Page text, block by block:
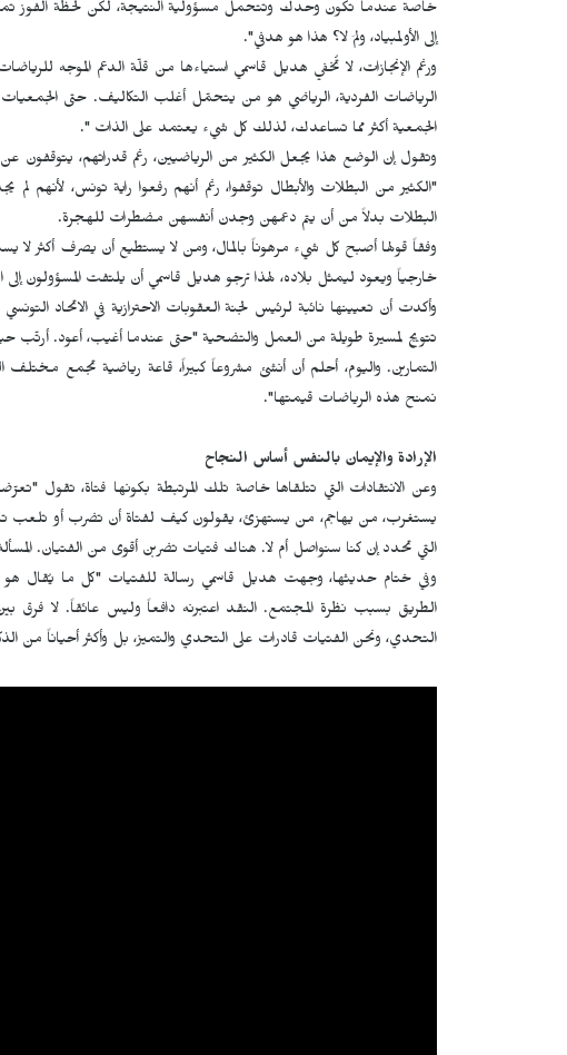
خاصة عندما تكون وحدك وتتحمل مسؤولية النتيجة، لكن لحظة الفوز
إلى الأولمبياد، ولمَ لا؟ هذا هو هدفي".
ورغم الإنجازات، لا تُخفي هديل قاسمي استياءها من قلّة الدعم الموجه
الرياضات الفردية، الرياضي هو من يتحمّل أغلب التكاليف. حتى
الجمعية أكثر مما تساعدك، لذلك كل شيء يعتمد على الذات ".
وتقول إن الوضع هذا يجعل الكثير من الرياضيين، رغم قدراتهم، يتوقفون
"الكثير من البطلات والأبطال توقفوا، رغم أنهم رفعوا راية تونس،
البطلات بدلاً من أن يتم دعمهن وجدن أنفسهن مضطرات للهجرة.
وفقاً قولها أصبح كل شيء مرهوناً بالمال، ومن لا يستطيع أن يصرف أكثر
خارجياً ويعود ليمثل بلاده، لهذا ترجو هديل قاسمي أن يلتفت المسؤولون
وأكدت أن تعيينها نائبة لرئيس لجنة العقوبات الاحترازية في الاتحاد
تتويج لمسيرة طويلة من العمل والتضحية "حتى عندما أغيب، أعود. أرتّب
التمارين. واليوم، أحلم أن أنشئ مشروعاً كبيراً، قاعة رياضية تجمع مختلف
نمنح هذه الرياضات قيمتها".
الإرادة والإيمان بالنفس أساس النجاح
وعن الانتقادات التي تتلقاها خاصة تلك المرتبطة بكونها فتاة، تقول
يستغرب، من يهاجم، من يستهزئ، يقولون كيف لفتاة أن تضرب أو تلعب
التي تحدد إن كنا سنواصل أم لا. هناك فتيات تضربن أقوى من الفتيان.
وفي ختام حديثها، وجهت هديل قاسمي رسالة للفتيات "كل ما يُقال
الطريق بسبب نظرة المجتمع. النقد اعتبرنه دافعاً وليس عائقاً. لا فرق
التحدي، ونحن الفتيات قادرات على التحدي والتميز، بل وأكثر أحياناً من